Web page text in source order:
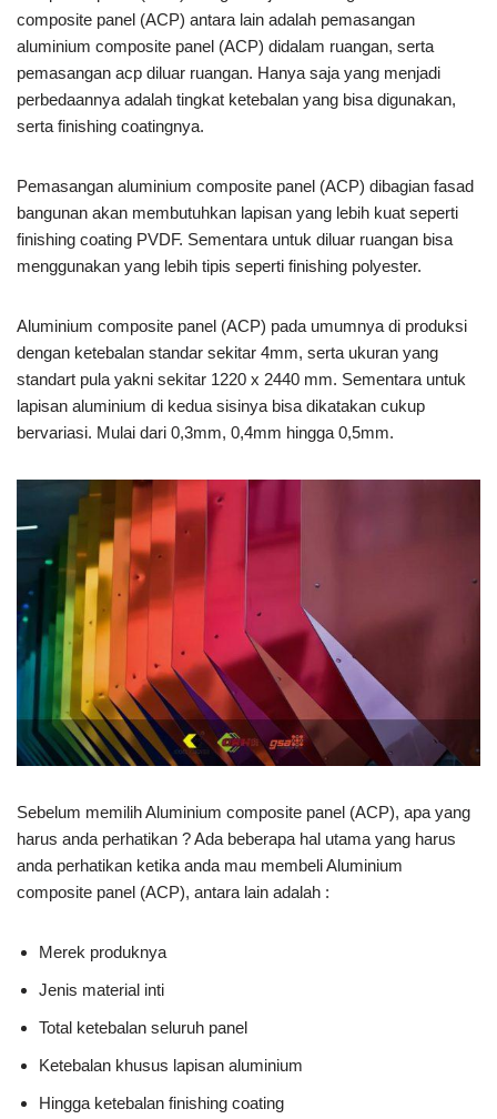
composite panel (ACP) antara lain adalah pemasangan
aluminium composite panel (ACP) didalam ruangan, serta
pemasangan acp diluar ruangan. Hanya saja yang menjadi
perbedaannya adalah tingkat ketebalan yang bisa digunakan,
serta finishing coatingnya.
Pemasangan aluminium composite panel (ACP) dibagian fasad
bangunan akan membutuhkan lapisan yang lebih kuat seperti
finishing coating PVDF. Sementara untuk diluar ruangan bisa
menggunakan yang lebih tipis seperti finishing polyester.
Aluminium composite panel (ACP) pada umumnya di produksi
dengan ketebalan standar sekitar 4mm, serta ukuran yang
standart pula yakni sekitar 1220 x 2440 mm. Sementara untuk
lapisan aluminium di kedua sisinya bisa dikatakan cukup
bervariasi. Mulai dari 0,3mm, 0,4mm hingga 0,5mm.
Sebelum memilih Aluminium composite panel (ACP), apa yang
harus anda perhatikan ? Ada beberapa hal utama yang harus
anda perhatikan ketika anda mau membeli Aluminium
composite panel (ACP), antara lain adalah :
Merek produknya
Jenis material inti
Total ketebalan seluruh panel
Ketebalan khusus lapisan aluminium
Hingga ketebalan finishing coating